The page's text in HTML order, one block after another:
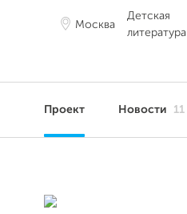
Москва
Детская
литература
Проект Новости 11